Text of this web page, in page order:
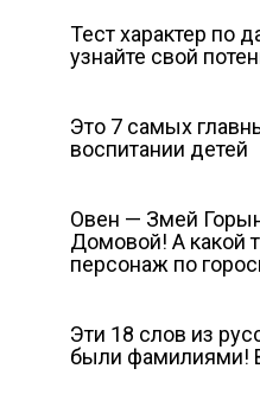
Тест характер по
узнайте свой
Это 7 самых
воспитании детей
Овен — Змей
Домовой! А какой
персонаж по
Эти 18 слов из
были фамилиями!